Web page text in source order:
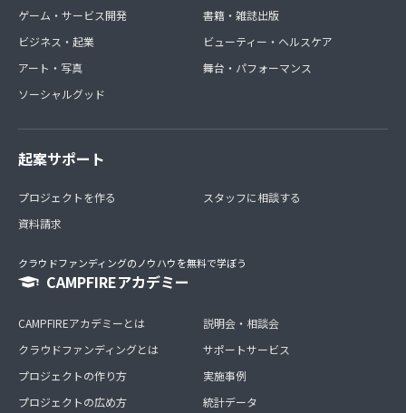
ゲーム・サービス開発
ビジネス・起業
アート・写真
ソーシャルグッド
書籍・雑誌出版
ビューティー・ヘルスケア
舞台・パフォーマンス
起案サポート
プロジェクトを作る
資料請求
スタッフに相談する
クラウドファンディングのノウハウを無料で学ぼう
CAMPFIREアカデミー
CAMPFIREアカデミーとは
クラウドファンディングとは
プロジェクトの作り方
プロジェクトの広め方
説明会・相談会
サポートサービス
実施事例
統計データ